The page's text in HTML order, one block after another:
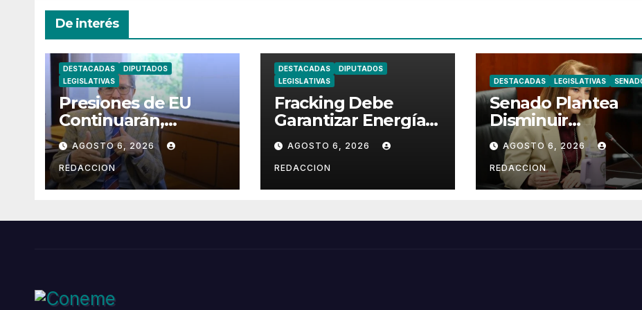
De interés
DESTACADAS
DIPUTADOS
LEGISLATIVAS
Presiones de EU
Continuarán,
Advierte Ricardo
Monreal
AGOSTO 6, 2026
REDACCION
DESTACADAS
DIPUTADOS
LEGISLATIVAS
Fracking Debe
Garantizar Energía
sin Depender del
Exterior: Kenia
López
AGOSTO 6, 2026
REDACCION
DESTACADAS LEGISLATIVAS
Senado Plantea
Disminuir
Dependencia del
gas Importado
Hasta 50%
AGOSTO 6, 2026
REDACCION